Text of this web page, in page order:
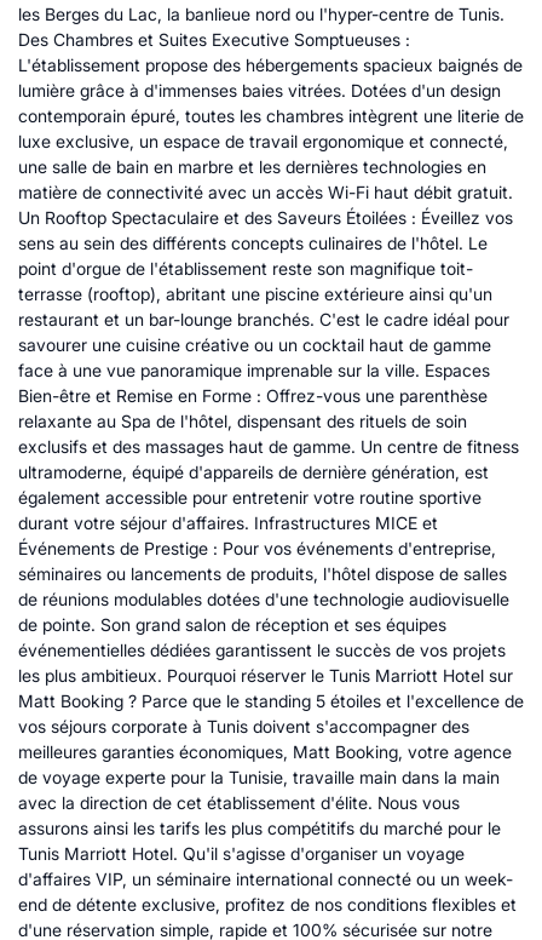
les Berges du Lac, la banlieue nord ou l'hyper-centre de Tunis.
Des Chambres et Suites Executive Somptueuses :
L'établissement propose des hébergements spacieux baignés de
lumière grâce à d'immenses baies vitrées. Dotées d'un design
contemporain épuré, toutes les chambres intègrent une literie de
luxe exclusive, un espace de travail ergonomique et connecté,
une salle de bain en marbre et les dernières technologies en
matière de connectivité avec un accès Wi-Fi haut débit gratuit.
Un Rooftop Spectaculaire et des Saveurs Étoilées : Éveillez vos
sens au sein des différents concepts culinaires de l'hôtel. Le
point d'orgue de l'établissement reste son magnifique toit-
terrasse (rooftop), abritant une piscine extérieure ainsi qu'un
restaurant et un bar-lounge branchés. C'est le cadre idéal pour
savourer une cuisine créative ou un cocktail haut de gamme
face à une vue panoramique imprenable sur la ville. Espaces
Bien-être et Remise en Forme : Offrez-vous une parenthèse
relaxante au Spa de l'hôtel, dispensant des rituels de soin
exclusifs et des massages haut de gamme. Un centre de fitness
ultramoderne, équipé d'appareils de dernière génération, est
également accessible pour entretenir votre routine sportive
durant votre séjour d'affaires. Infrastructures MICE et
Événements de Prestige : Pour vos événements d'entreprise,
séminaires ou lancements de produits, l'hôtel dispose de salles
de réunions modulables dotées d'une technologie audiovisuelle
de pointe. Son grand salon de réception et ses équipes
événementielles dédiées garantissent le succès de vos projets
les plus ambitieux. Pourquoi réserver le Tunis Marriott Hotel sur
Matt Booking ? Parce que le standing 5 étoiles et l'excellence de
vos séjours corporate à Tunis doivent s'accompagner des
meilleures garanties économiques, Matt Booking, votre agence
de voyage experte pour la Tunisie, travaille main dans la main
avec la direction de cet établissement d'élite. Nous vous
assurons ainsi les tarifs les plus compétitifs du marché pour le
Tunis Marriott Hotel. Qu'il s'agisse d'organiser un voyage
d'affaires VIP, un séminaire international connecté ou un week-
end de détente exclusive, profitez de nos conditions flexibles et
d'une réservation simple, rapide et 100% sécurisée sur notre